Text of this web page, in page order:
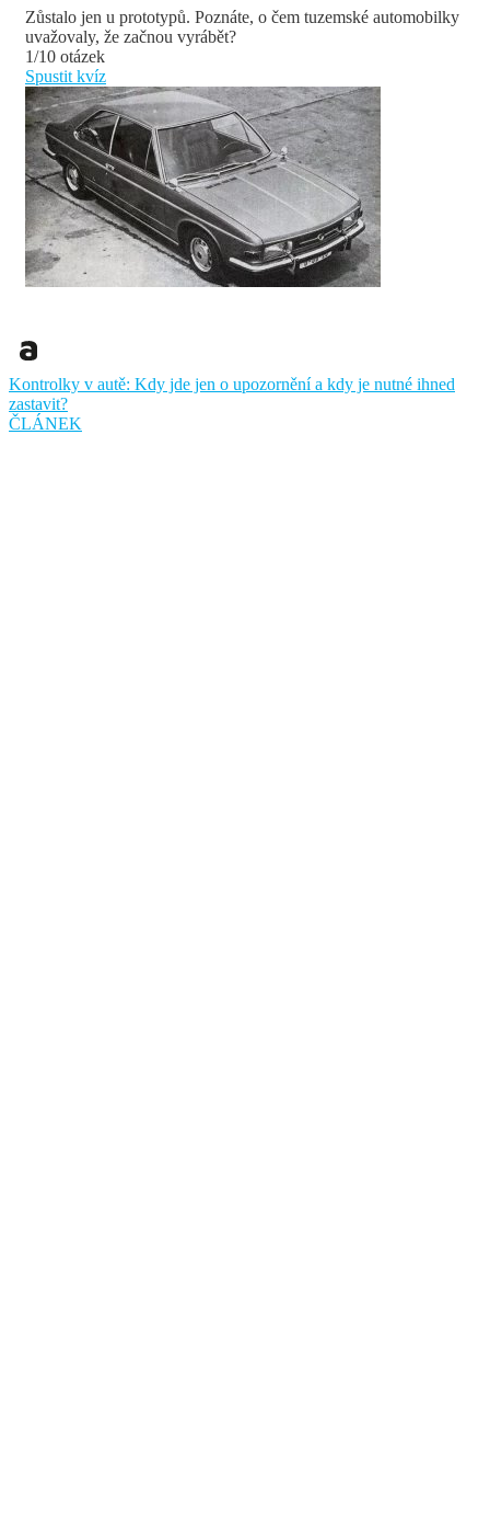
Zůstalo jen u prototypů. Poznáte, o čem tuzemské automobilky
uvažovaly, že začnou vyrábět?
1/10 otázek
Spustit kvíz
Kontrolky v autě: Kdy jde jen o upozornění a kdy je nutné ihned
zastavit?
ČLÁNEK